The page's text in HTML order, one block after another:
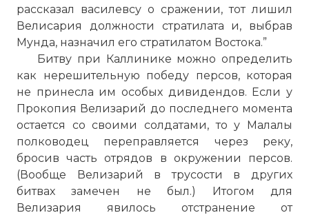
рассказал василевсу о сражении, тот лишил
Велисария должности стратилата и, выбрав
Мунда, назначил его стратилатом Востока.”
Битву при Каллинике можно определить
как нерешительную победу персов, которая
не принесла им особых дивидендов. Если у
Прокопия Велизарий до последнего момента
остается со своими солдатами, то у Малалы
полководец переправляется через реку,
бросив часть отрядов в окружении персов.
(Вообще Велизарий в трусости в других
битвах замечен не был.) Итогом для
Велизария явилось отстранение от